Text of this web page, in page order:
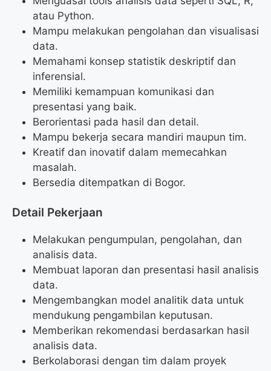
atau Python.
Mampu melakukan pengolahan dan visualisasi
data.
Memahami konsep statistik deskriptif dan
inferensial.
Memiliki kemampuan komunikasi dan
presentasi yang baik.
Berorientasi pada hasil dan detail.
Mampu bekerja secara mandiri maupun tim.
Kreatif dan inovatif dalam memecahkan
masalah.
Bersedia ditempatkan di Bogor.
Detail Pekerjaan
Melakukan pengumpulan, pengolahan, dan
analisis data.
Membuat laporan dan presentasi hasil analisis
data.
Mengembangkan model analitik data untuk
mendukung pengambilan keputusan.
Memberikan rekomendasi berdasarkan hasil
analisis data.
Berkolaborasi dengan tim dalam proyek